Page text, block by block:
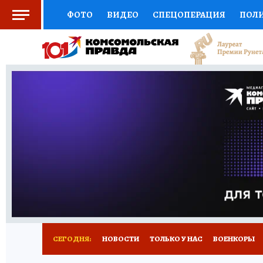
ФОТО ВИДЕО СПЕЦОПЕРАЦИЯ
СОЦПОДДЕРЖКА НАУКА СПОРТ
ВЫБОР ЭКСПЕРТОВ ДОКТОР
ПРОГНОЗЫ НА СПОРТ
НОВОЕ
СЕГОДНЯ: НОВОСТИ ТОЛЬКО У НАС ВОЕНКОРЫ